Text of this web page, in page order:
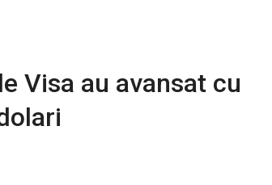
Visa au avansat cu